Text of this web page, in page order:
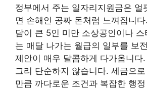
정부에서 주는 일자리지원금은 얼
면 손해인 공짜 돈처럼 느껴집니
담이 큰 5인 미만 소상공인이나 스
는 매달 나가는 월급의 일부를 보
제안이 매우 달콤하게 다가옵니다
그리 단순하지 않습니다. 세금으
만큼 까다로운 조건과 복잡한 행